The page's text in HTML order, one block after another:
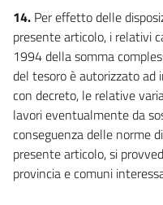
14. Per effetto delle
presente articolo, i relativi
1994 della somma
del tesoro è autorizzato ad
con decreto, le relative
lavori eventualmente da
conseguenza delle norme
presente articolo, si
provincia e comuni